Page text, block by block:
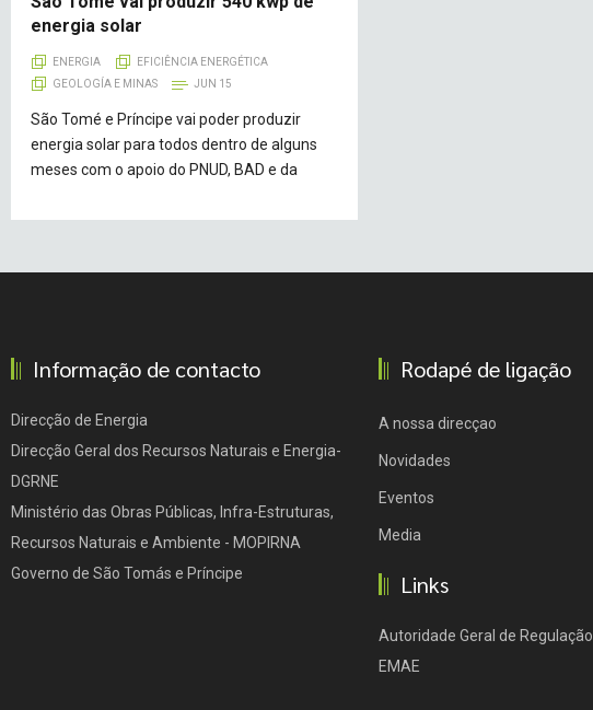
energia solar
ENERGIA
EFICIÊNCIA ENERGÉTICA
GEOLOGÍA E MINAS
JUN 15
São Tomé e Príncipe vai poder produzir
energia solar para todos dentro de alguns
meses com o apoio do PNUD, BAD e da
Informação de contacto
Direcção de Energia
Direcção Geral dos Recursos Naturais e Energia-
DGRNE
Ministério das Obras Públicas, Infra-Estruturas,
Recursos Naturais e Ambiente - MOPIRNA
Governo de São Tomás e Príncipe
Rodapé de ligação
A nossa direcçao
Novidades
Eventos
Media
Links
Autoridade Geral de Regulação
EMAE